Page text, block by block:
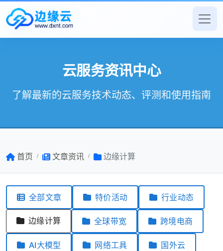
云服务资讯中心
了解最新的云服务技术动态、评测和使用指南
首页 文章资讯 边缘计算
全部文章 特价活动 行业动态
边缘计算 全球带宽 跨境电商
AI大模型 网络工具 国外云